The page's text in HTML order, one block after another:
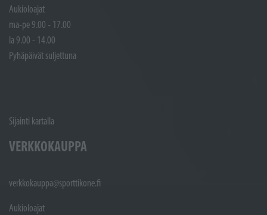
Aukioloajat
ma-pe 9.00 - 17.00
la 9.00 - 14.00
Pyhäpäivät suljettuna
Sijainti kartalla
VERKKOKAUPPA
verkkokauppa@sporttikone.fi
Aukioloajat